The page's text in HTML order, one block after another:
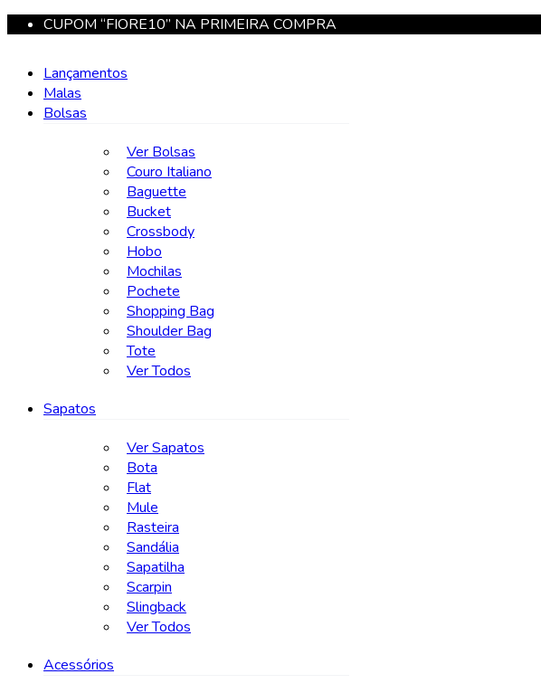
CUPOM “FIORE10” NA PRIMEIRA COMPRA
Lançamentos
Malas
Bolsas
Ver Bolsas
Couro Italiano
Baguette
Bucket
Crossbody
Hobo
Mochilas
Pochete
Shopping Bag
Shoulder Bag
Tote
Ver Todos
Sapatos
Ver Sapatos
Bota
Flat
Mule
Rasteira
Sandália
Sapatilha
Scarpin
Slingback
Ver Todos
Acessórios